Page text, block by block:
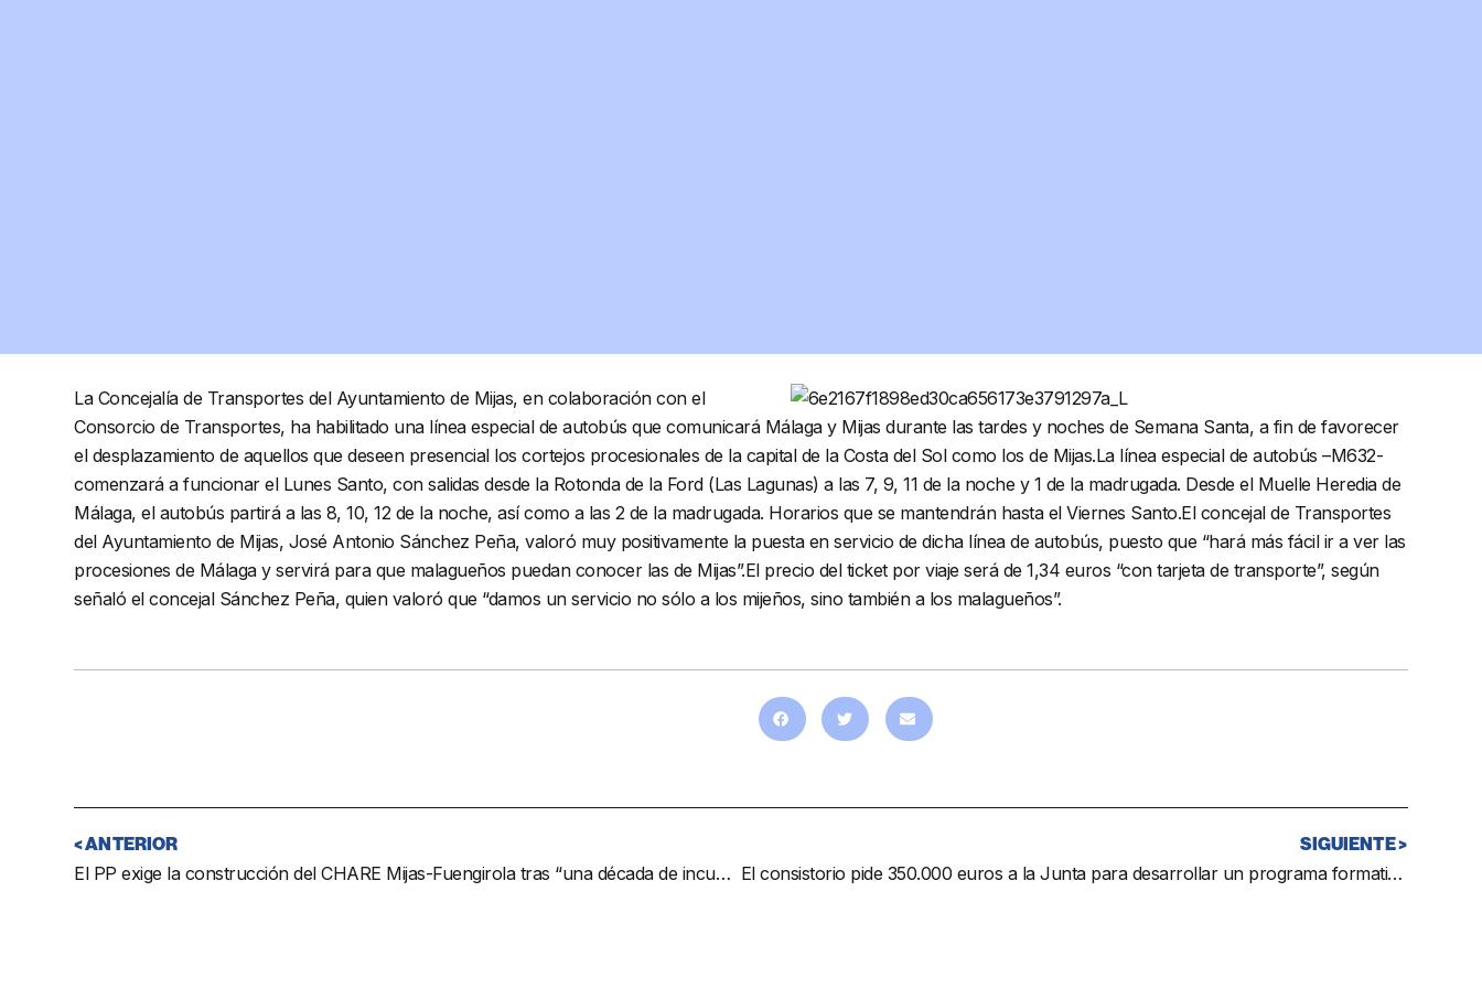
La Concejalía de Transportes del Ayuntamiento de Mijas, en colaboración con el
Consorcio de Transportes, ha habilitado una línea especial de autobús que comunicará Málaga y Mijas durante las tardes y noches de Semana Santa, a fin de favorecer
el desplazamiento de aquellos que deseen presencial los cortejos procesionales de la capital de la Costa del Sol como los de Mijas.La línea especial de autobús –M632-
comenzará a funcionar el Lunes Santo, con salidas desde la Rotonda de la Ford (Las Lagunas) a las 7, 9, 11 de la noche y 1 de la madrugada. Desde el Muelle Heredia de
Málaga, el autobús partirá a las 8, 10, 12 de la noche, así como a las 2 de la madrugada. Horarios que se mantendrán hasta el Viernes Santo.El concejal de Transportes
del Ayuntamiento de Mijas, José Antonio Sánchez Peña, valoró muy positivamente la puesta en servicio de dicha línea de autobús, puesto que “hará más fácil ir a ver las
procesiones de Málaga y servirá para que malagueños puedan conocer las de Mijas”.El precio del ticket por viaje será de 1,34 euros “con tarjeta de transporte”, según
señaló el concejal Sánchez Peña, quien valoró que “damos un servicio no sólo a los mijeños, sino también a los malagueños”.
< ANTERIOR
El PP exige la construcción del CHARE Mijas-Fuengirola tras “una década de incumplimientos”
SIGUIENTE >
El consistorio pide 350.000 euros a la Junta para desarrollar un programa formativo para desempleados